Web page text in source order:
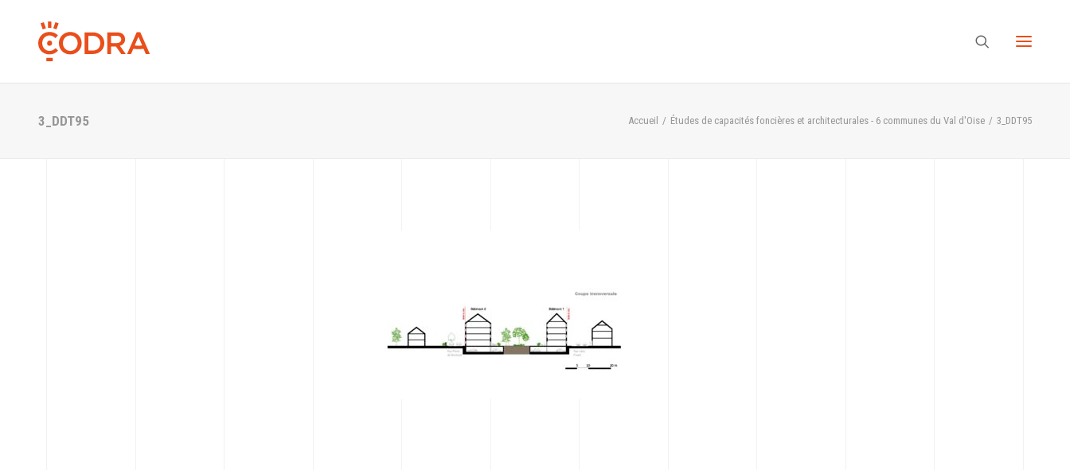
3_DDT95 Accueil Études de capacités foncières et architecturales - 6 communes du Val d'Oise 3_DDT95